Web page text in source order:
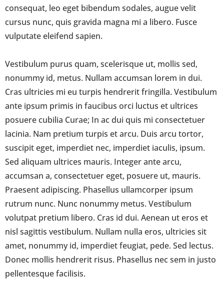
consequat, leo eget bibendum sodales, augue velit
cursus nunc, quis gravida magna mi a libero. Fusce
vulputate eleifend sapien.
Vestibulum purus quam, scelerisque ut, mollis sed,
nonummy id, metus. Nullam accumsan lorem in dui.
Cras ultricies mi eu turpis hendrerit fringilla. Vestibulum
ante ipsum primis in faucibus orci luctus et ultrices
posuere cubilia Curae; In ac dui quis mi consectetuer
lacinia. Nam pretium turpis et arcu. Duis arcu tortor,
suscipit eget, imperdiet nec, imperdiet iaculis, ipsum.
Sed aliquam ultrices mauris. Integer ante arcu,
accumsan a, consectetuer eget, posuere ut, mauris.
Praesent adipiscing. Phasellus ullamcorper ipsum
rutrum nunc. Nunc nonummy metus. Vestibulum
volutpat pretium libero. Cras id dui. Aenean ut eros et
nisl sagittis vestibulum. Nullam nulla eros, ultricies sit
amet, nonummy id, imperdiet feugiat, pede. Sed lectus.
Donec mollis hendrerit risus. Phasellus nec sem in justo
pellentesque facilisis.